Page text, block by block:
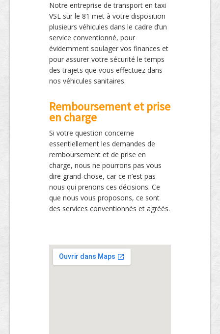
Notre entreprise de transport en taxi
VSL sur le 81 met à votre disposition
plusieurs véhicules dans le cadre d’un
service conventionné, pour
évidemment soulager vos finances et
pour assurer votre sécurité le temps
des trajets que vous effectuez dans
nos véhicules sanitaires.
Remboursement et prise
en charge
Si votre question concerne
essentiellement les demandes de
remboursement et de prise en
charge, nous ne pourrons pas vous
dire grand-chose, car ce n’est pas
nous qui prenons ces décisions. Ce
que nous vous proposons, ce sont
des services conventionnés et agréés.